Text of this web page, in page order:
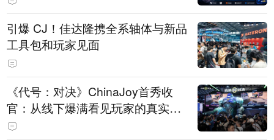
引爆 CJ！佳达隆携全系轴体与新品
工具包和玩家见面
《代号：对决》ChinaJoy首秀收
官：从线下爆满看见玩家的真实期
待